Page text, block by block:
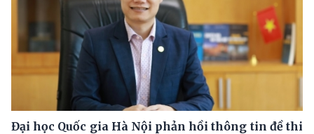
Đại học Quốc gia Hà Nội phản hồi thông tin đề thi